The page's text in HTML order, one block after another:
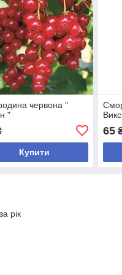
червона "
"
Купити
65
рік